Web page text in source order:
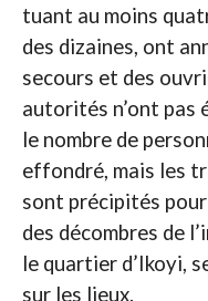
tuant au moins
des dizaines, ont
secours et des
autorités n’ont pas
le nombre de
effondré, mais les
sont précipités
des décombres de
le quartier d’Ikoyi,
sur les lieux.